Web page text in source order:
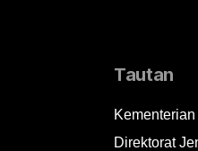
Tautan
Direktorat